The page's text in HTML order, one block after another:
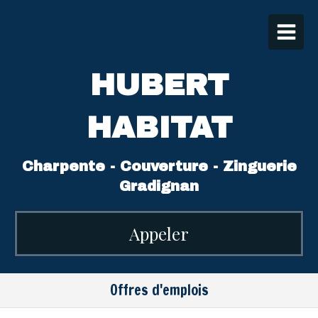
HUBERT
HABITAT
Charpente - Couverture - Zinguerie
Gradignan
Appeler
Offres d'emplois